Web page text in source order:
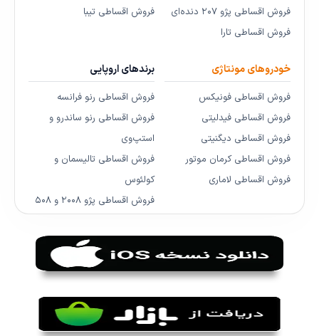
فروش اقساطی پژو ۲۰۷ دنده‌ای
فروش اقساطی تارا
فروش اقساطی تیبا
خودروهای مونتاژی
فروش اقساطی فونیکس
فروش اقساطی فیدلیتی
فروش اقساطی دیگنیتی
فروش اقساطی کرمان موتور
فروش اقساطی لاماری
برندهای اروپایی
فروش اقساطی رنو فرانسه
فروش اقساطی رنو ساندرو و
استپ‌وی
فروش اقساطی تالیسمان و
کولئوس
فروش اقساطی پژو ۲۰۰۸ و ۵۰۸